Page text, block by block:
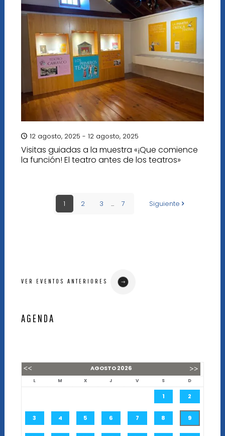
12 agosto, 2025 - 12 agosto, 2025
Visitas guiadas a la muestra «¡Que comience
la función! El teatro antes de los teatros»
1 2 3 ... 7 Siguiente
VER EVENTOS ANTERIORES
AGENDA
AGOSTO2026
L M X J V S D
1 2
3 4 5 6 7 8 9